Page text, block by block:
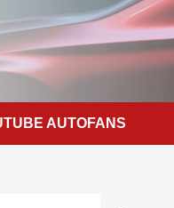
AUTOFANS